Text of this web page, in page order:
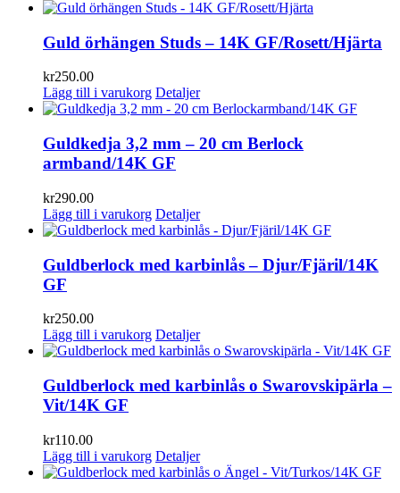
Guld örhängen Studs – 14K GF/Rosett/Hjärta
kr250.00
Lägg till i varukorg Detaljer
Guldkedja 3,2 mm – 20 cm Berlock
armband/14K GF
kr290.00
Lägg till i varukorg Detaljer
Guldberlock med karbinlås – Djur/Fjäril/14K
GF
kr250.00
Lägg till i varukorg Detaljer
Guldberlock med karbinlås o Swarovskipärla –
Vit/14K GF
kr110.00
Lägg till i varukorg Detaljer